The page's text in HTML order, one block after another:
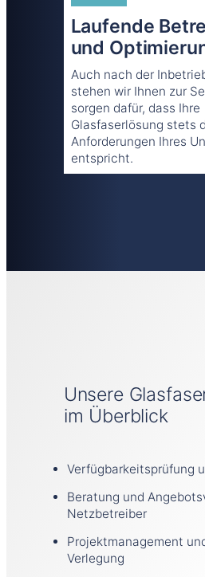
Laufende
und
Auch nach der
stehen wir Ihnen zur
sorgen dafür, dass Ihre
Glasfaserlösung stets
Anforderungen Ihres
entspricht.
Unsere
im Überblick
Verfügbarkeitsprüfung
Beratung und
Netzbetreiber
Projektmanagement
Verlegung